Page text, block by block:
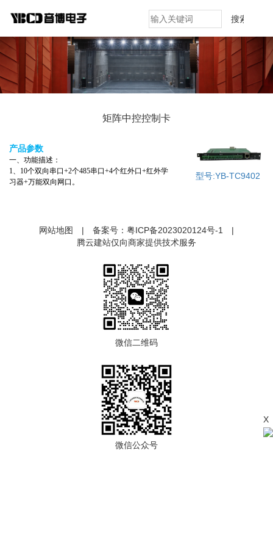
搜索
矩阵中控控制卡
产品参数
一、功能描述：
1、10个双向串口+2个485串口+4个红外口+红外学
习器+万能双向网口。
型号:YB-TC9402
网站地图 | 备案号： 粤ICP备2023020124号-1
|
腾云建站仅向商家提供技术服务
微信二维码
微信公众号
X